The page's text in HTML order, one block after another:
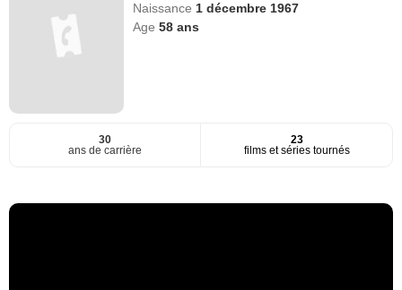
Naissance 1 décembre 1967
Age58 ans
30
ans de carrière
23
films et séries tournés